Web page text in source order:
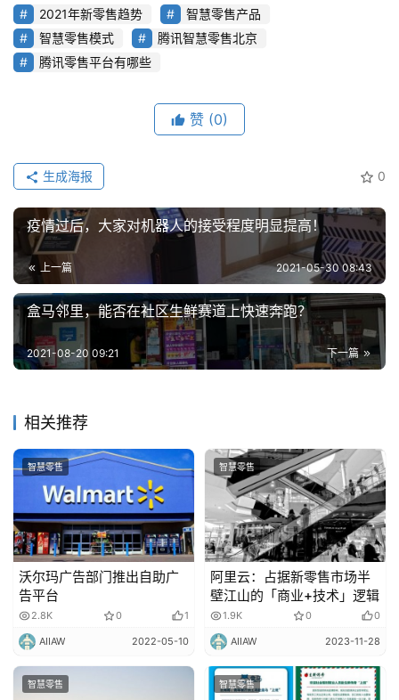
2021年新零售趋势
智慧零售产品
智慧零售模式
腾讯智慧零售北京
腾讯零售平台有哪些
赞 (0)
0
生成海报
疫情过后，大家对机器人的接受程度明显提高！
上一篇 2021-05-30 08:43
盒马邻里，能否在社区生鲜赛道上快速奔跑？
下一篇
2021-08-20 09:21
相关推荐
智慧零售
沃尔玛广告部门推出自助广
告平台
2.8K 0 1
AIIAW 2022-05-10
智慧零售
阿里云：占据新零售市场半
壁江山的「商业+技术」逻辑
1.9K 0 0
AIIAW 2023-11-28
智慧零售 智慧零售